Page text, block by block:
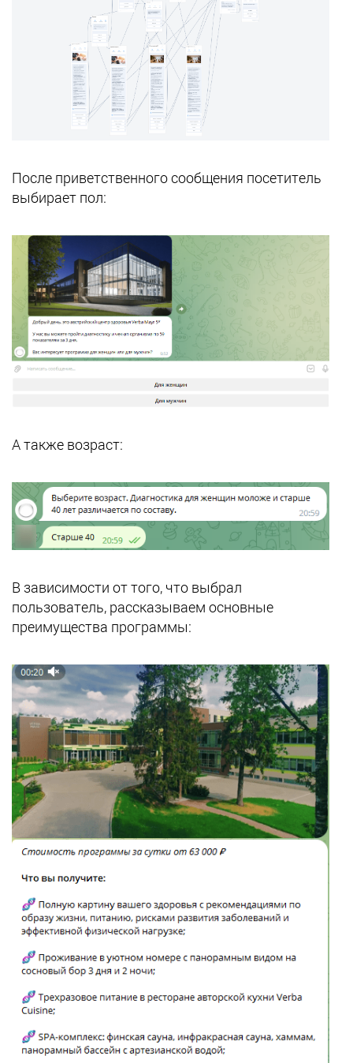
После приветственного сообщения посетитель
выбирает пол:
А также возраст:
В зависимости от того, что выбрал
пользователь, рассказываем основные
преимущества программы: